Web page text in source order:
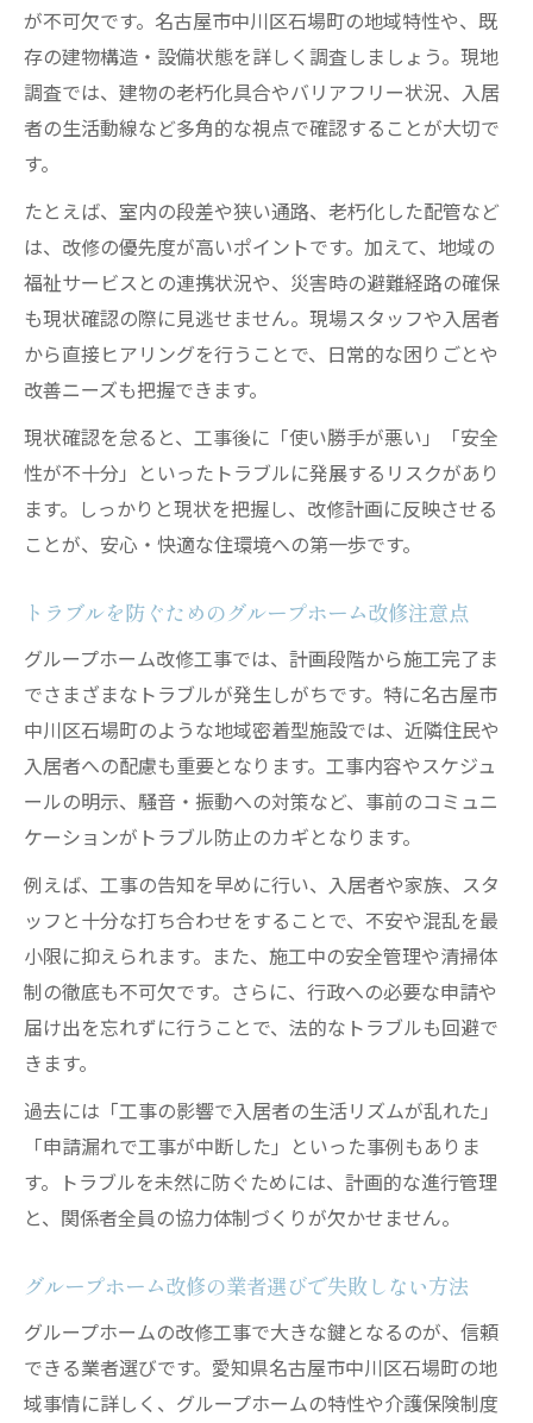
が不可欠です。名古屋市中川区石場町の地域特性や、既
存の建物構造・設備状態を詳しく調査しましょう。現地
調査では、建物の老朽化具合やバリアフリー状況、入居
者の生活動線など多角的な視点で確認することが大切で
す。
たとえば、室内の段差や狭い通路、老朽化した配管など
は、改修の優先度が高いポイントです。加えて、地域の
福祉サービスとの連携状況や、災害時の避難経路の確保
も現状確認の際に見逃せません。現場スタッフや入居者
から直接ヒアリングを行うことで、日常的な困りごとや
改善ニーズも把握できます。
現状確認を怠ると、工事後に「使い勝手が悪い」「安全
性が不十分」といったトラブルに発展するリスクがあり
ます。しっかりと現状を把握し、改修計画に反映させる
ことが、安心・快適な住環境への第一歩です。
トラブルを防ぐためのグループホーム改修注意点
グループホーム改修工事では、計画段階から施工完了ま
でさまざまなトラブルが発生しがちです。特に名古屋市
中川区石場町のような地域密着型施設では、近隣住民や
入居者への配慮も重要となります。工事内容やスケジュ
ールの明示、騒音・振動への対策など、事前のコミュニ
ケーションがトラブル防止のカギとなります。
例えば、工事の告知を早めに行い、入居者や家族、スタ
ッフと十分な打ち合わせをすることで、不安や混乱を最
小限に抑えられます。また、施工中の安全管理や清掃体
制の徹底も不可欠です。さらに、行政への必要な申請や
届け出を忘れずに行うことで、法的なトラブルも回避で
きます。
過去には「工事の影響で入居者の生活リズムが乱れた」
「申請漏れで工事が中断した」といった事例もありま
す。トラブルを未然に防ぐためには、計画的な進行管理
と、関係者全員の協力体制づくりが欠かせません。
グループホーム改修の業者選びで失敗しない方法
グループホームの改修工事で大きな鍵となるのが、信頼
できる業者選びです。愛知県名古屋市中川区石場町の地
域事情に詳しく、グループホームの特性や介護保険制度